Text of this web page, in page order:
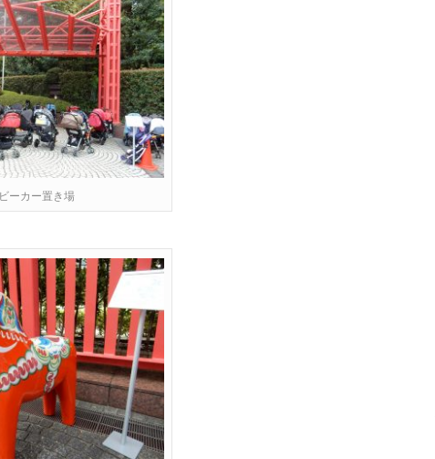
ーカー置き場